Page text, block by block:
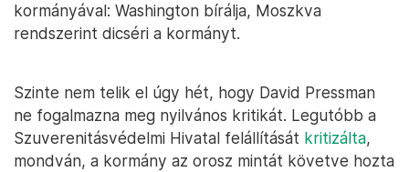
kormányával: Washington bírálja, Moszkva
rendszerint dicséri a kormányt.
Szinte nem telik el úgy hét, hogy David Pressman
ne fogalmazna meg nyilvános kritikát. Legutóbb a
Szuverenitásvédelmi Hivatal felállítását kritizálta,
mondván, a kormány az orosz mintát követve hozta